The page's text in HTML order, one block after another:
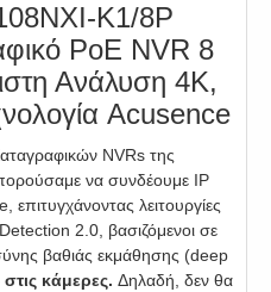
K1/8P
PoE NVR 8
Ανάλυση 4Κ,
Acusence
NVRs της
να συνδέουμε IP
επιτυγχάνοντας λειτουργίες
2.0, βασιζόμενοι σε
βαθιάς εκμάθησης (deep
κάμερες. Δηλαδή, δεν θα